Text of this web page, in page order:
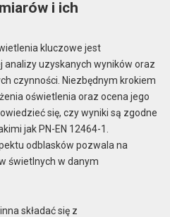
i ich
kluczowe jest
uzyskanych wyników oraz
czynności. Niezbędnym krokiem
oświetlenia oraz ocena jego
się, czy wyniki są zgodne
jak PN-EN 12464-1.
odblasków pozwala na
świetlnych w danym
składać się z